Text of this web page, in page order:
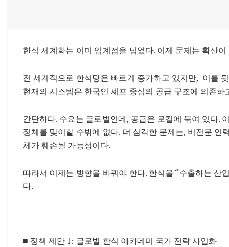
한식 세계화는 이미 임계점을 넘었다. 이제 문제는 확산
전 세계적으로 한식당은 빠르게 증가하고 있지만, 이를
현재의 시스템은 한국인 셰프 중심의 공급 구조에 의존하
간단하다. 수요는 글로벌인데, 공급은 로컬에 묶여 있다.
정체를 맞이할 수밖에 없다. 더 심각한 문제는, 비전문 인
체가 훼손될 가능성이다.
따라서 이제는 방향을 바꿔야 한다. 한식을 “수출하는 산
다.
■ 정책 제안 1: 글로벌 한식 아카데미 국가 전략 사업화